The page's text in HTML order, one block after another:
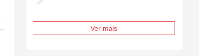
Ver mais